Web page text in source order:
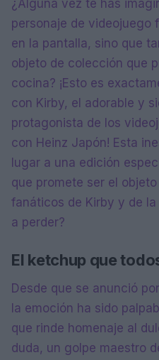
¿Alguna vez te has
personaje de videojuego
en la pantalla, sino que
objeto de colección que
cocina? ¡Esto es
con Kirby, el adorable y
protagonista de los
con Heinz Japón! Esta
lugar a una edición
que promete ser el
fanáticos de Kirby y de
a perder?
El ketchup que
Desde que se anunció
la emoción ha sido
que rinde homenaje al
duda, un golpe maestro